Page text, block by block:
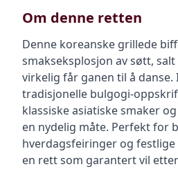
Om denne retten
Denne koreanske grillede
smakseksplosjon av søtt,
virkelig får ganen til å danse.
tradisjonelle bulgogi-
klassiske asiatiske smaker
en nydelig måte. Perfekt for
hverdagsfeiringer og
en rett som garantert vil